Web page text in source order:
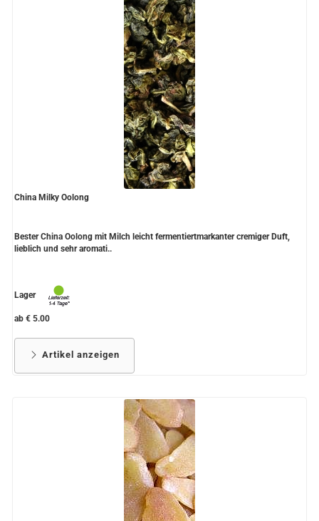
China Milky Oolong
Bester China Oolong mit Milch leicht fermentiertmarkanter cremiger Duft,
lieblich und sehr aromati..
Lager
ab € 5.00
Artikel anzeigen